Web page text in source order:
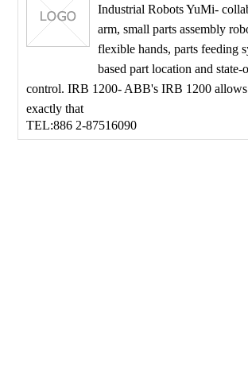
Industrial Robots YuMi-
arm, small parts assembly
flexible hands, parts feeding
based part location and
control. IRB 1200- ABB's IRB 1200
exactly that
TEL:886 2-87516090